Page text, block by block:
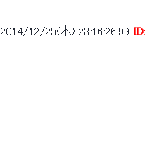
2014/12/25(木) 23:16:26.99